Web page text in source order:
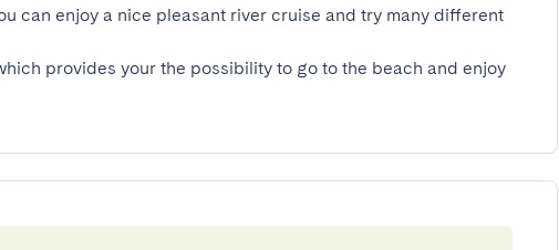
can enjoy a nice pleasant river cruise and try many different
provides your the possibility to go to the beach and enjoy